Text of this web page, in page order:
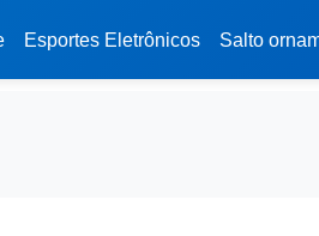
Esportes Eletrônicos Salto